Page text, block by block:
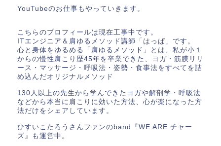
YouTubeのお仕事もやっていきます。
こちらのプロフィールは現在工事中です。
ITエンジニア＆肩ゆるメソッド講師「はっぱ」です。
心と身体をゆるめる「肩ゆるメソッド」とは、私が小１
からの慢性肩こり歴45年を卒業できた、ヨガ・筋膜リリ
ース・マッサージ・呼吸法・姿勢・食事法をすべてを詰
め込んだオリジナルメソッド
130人以上の先生から学んできたヨガや解剖学・呼吸法
などから本当に肩こりに効いた方法、心が楽になった方
法だけをシェアしています。
ひすいこたろうさんファンのband『WE ARE チャー
ズ』も運営中。